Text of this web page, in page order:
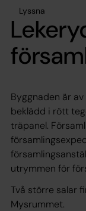
Lyssna
Byggnaden är
beklädd i rött
träpanel.
utrymmen för
Två större salar
Mysrummet.